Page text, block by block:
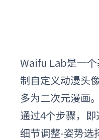
Waifu Lab是一
制自定义动漫头
多为二次元漫画
通过4个步骤，
细节调整-姿势选